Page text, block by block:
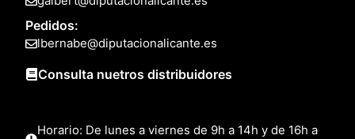
Pedidos:
lbernabe@diputacionalicante.es
Consulta nuetros distribuidores
Horario: De lunes a viernes de 9h a 14h y de 16h a